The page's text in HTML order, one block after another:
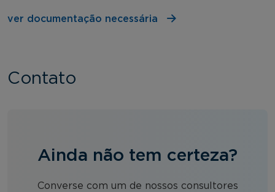
ver documentação necessária
Contato
Ainda não tem certeza?
Converse com um de nossos consultores